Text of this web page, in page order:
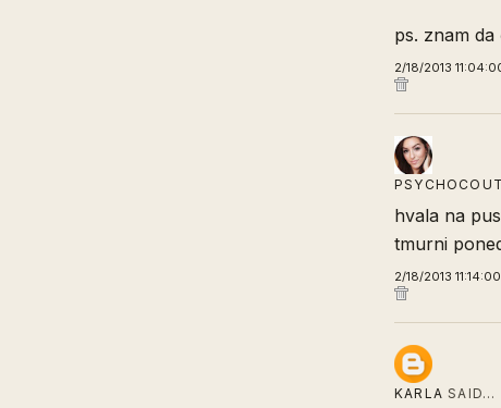
ps. znam
2/18/2013
hvala na
tmurni
2/18/2013
KARLASAID…